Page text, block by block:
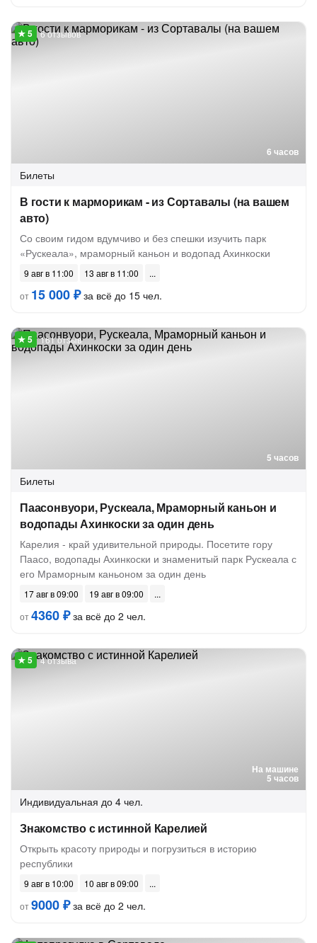
6 часов
6 отзывов
Билеты
В гости к марморикам - из Сортавалы (на вашем
авто)
Со своим гидом вдумчиво и без спешки изучить парк
«Рускеала», мраморный каньон и водопад Ахинкоски
9 авг в 11:00
13 авг в 11:00
от 15 000 ₽за всё до 15 чел.
5 часов
161 отзыв
Билеты
Паасонвуори, Рускеала, Мраморный каньон и
водопады Ахинкоски за один день
Карелия - край удивительной природы. Посетите гору
Паасо, водопады Ахинкоски и знаменитый парк Рускеала с
его Мраморным каньоном за один день
17 авг в 09:00
19 авг в 09:00
от4360 ₽за всё до 2 чел.
На машине
5 часов
4 отзыва
Индивидуальная до 4 чел.
Знакомство с истинной Карелией
Открыть красоту природы и погрузиться в историю
республики
9 авг в 10:00
10 авг в 09:00
от9000 ₽за всё до 2 чел.